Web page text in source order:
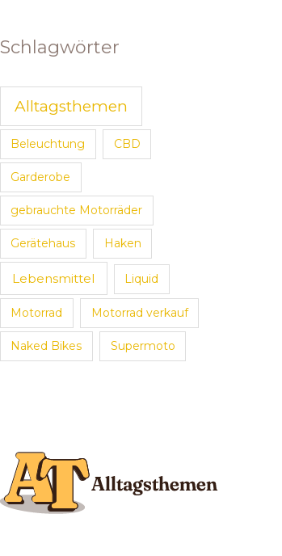
Schlagwörter
Alltagsthemen
Beleuchtung CBD
Garderobe
gebrauchte Motorräder
Gerätehaus Haken
Lebensmittel Liquid
Motorrad Motorrad verkauf
Naked Bikes Supermoto